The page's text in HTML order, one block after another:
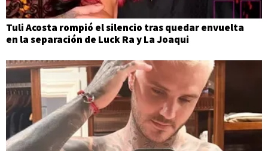
Tuli Acosta rompió el silencio tras quedar envuelta
en la separación de Luck Ra y La Joaqui